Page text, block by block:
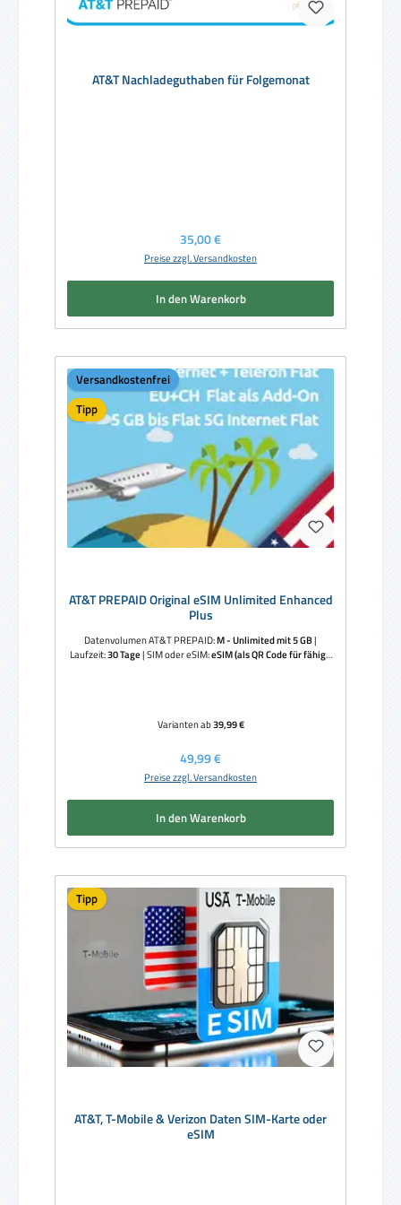
AT&T Nachladeguthaben für Folgemonat
Regulärer Preis:
35,00 €
Preise zzgl. Versandkosten
In den Warenkorb
Versandkostenfrei
Tipp
AT&T PREPAID Original eSIM Unlimited Enhanced
Plus
Datenvolumen AT&T PREPAID:M - Unlimited mit 5 GB|
Laufzeit:30 Tage|SIM oder eSIM:eSIM (als QR Code für fähige
Varianten ab39,99 €
Regulärer Preis:
49,99 €
Preise zzgl. Versandkosten
In den Warenkorb
Tipp
AT&T, T-Mobile & Verizon Daten SIM-Karte oder
eSIM